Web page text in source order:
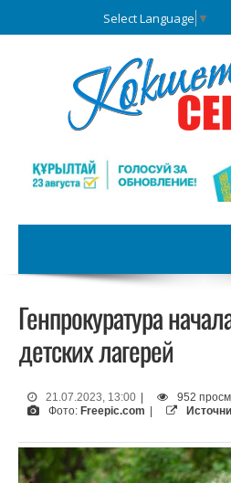
Select Language ▼
Генпрокуратура
детских лагерей
21.07.2023, 13:00 952
Фото: Freepic.com